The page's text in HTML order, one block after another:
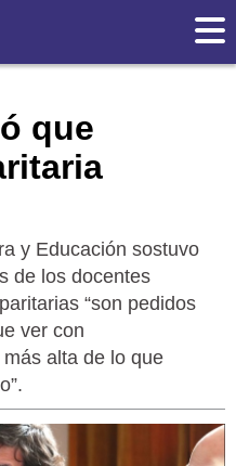
que
y Educación sostuvo
de los docentes
“son pedidos
ver con
alta de lo que